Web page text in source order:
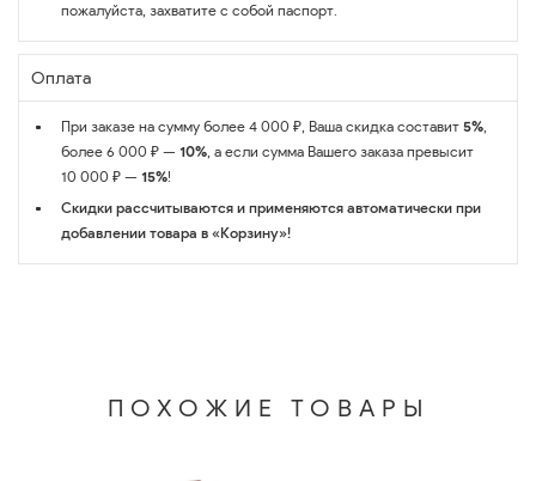
пожалуйста, захватите с собой паспорт.
Оплата
При заказе на сумму более 4 000 ₽, Ваша скидка составит 5%,
более 6 000 ₽ — 10%, а если сумма Вашего заказа превысит
10 000 ₽ — 15%!
Скидки рассчитываются и применяются автоматически при
добавлении товара в «Корзину»!
ПОХОЖИЕ ТОВАРЫ